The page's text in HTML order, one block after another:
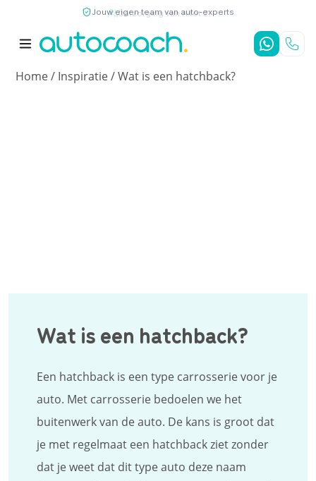
9,7/10 4,8/5
Jouw eigen team van auto-experts
Home/ Inspiratie/Wat is een hatchback?
Wat is een hatchback?
Een hatchback is een type carrosserie voor je
auto. Met carrosserie bedoelen we het
buitenwerk van de auto. De kans is groot dat
je met regelmaat een hatchback ziet zonder
dat je weet dat dit type auto deze naam